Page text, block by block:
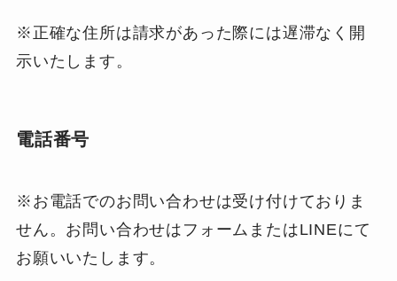
※正確な住所は請求があった際には遅滞なく開
示いたします。
電話番号
※お電話でのお問い合わせは受け付けておりま
せん。お問い合わせはフォームまたはLINEにて
お願いいたします。